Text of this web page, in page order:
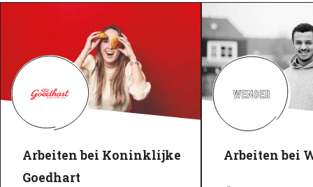
Arbeiten bei Koninklijke
Goedhart
Arbeiten bei